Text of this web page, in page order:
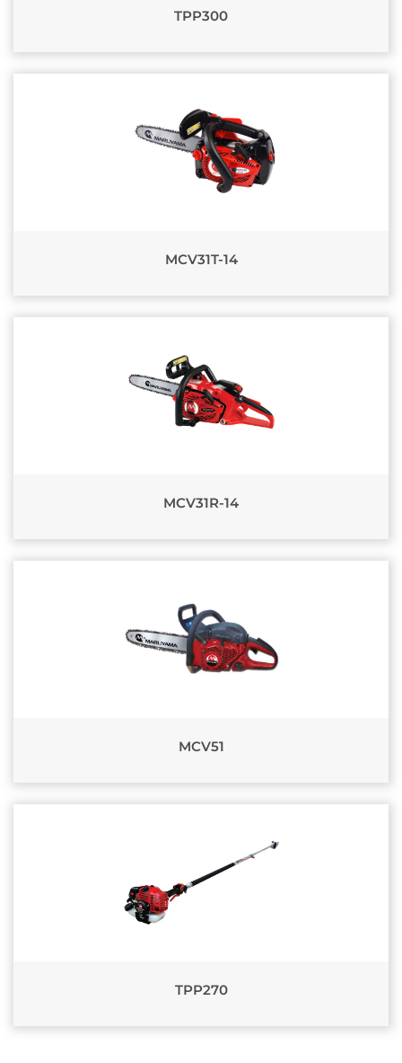
TPP300
MCV31T-14
MCV31R-14
MCV51
TPP270